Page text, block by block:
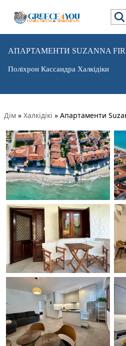
АПАРТАМЕНТИ SUZANNA
Поліхрон Кассандра Халкідіки
Дім » Халкідікі » Апартаменти